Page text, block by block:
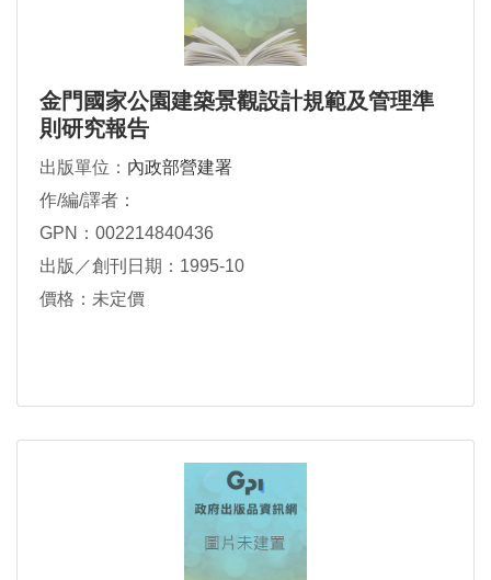
金門國家公園建築景觀設計規範及管理準
則研究報告
出版單位： 內政部營建署
作/編/譯者：
GPN：002214840436
出版／創刊日期：1995-10
價格：未定價